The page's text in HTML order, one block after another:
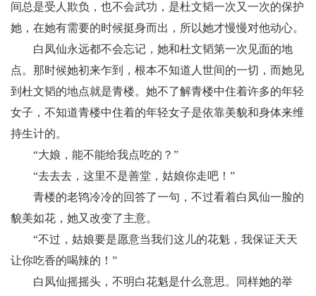
间总是受人欺负，也不会武功，是杜文韬一次又一次的保护
她，在她有需要的时候挺身而出，所以她才慢慢对他动心。
白凤仙永远都不会忘记，她和杜文韬第一次见面的地
点。那时候她初来乍到，根本不知道人世间的一切，而她见
到杜文韬的地点就是青楼。她不了解青楼中住着许多的年轻
女子，不知道青楼中住着的年轻女子是依靠美貌和身体来维
持生计的。
“大娘，能不能给我点吃的？”
“去去去，这里不是善堂，姑娘你走吧！”
青楼的老鸨冷冷的回答了一句，不过看着白凤仙一脸的
貌美如花，她又改变了主意。
“不过，姑娘要是愿意当我们这儿的花魁，我保证天天
让你吃香的喝辣的！”
白凤仙摇摇头，不明白花魁是什么意思。同样她的举